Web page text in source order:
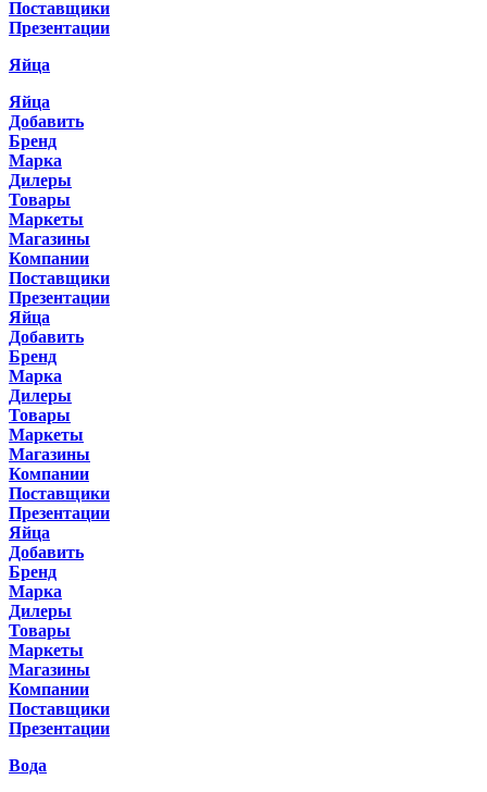
Поставщики
Презентации
Яйца
Яйца
Добавить
Бренд
Марка
Дилеры
Товары
Маркеты
Магазины
Компании
Поставщики
Презентации
Яйца
Добавить
Бренд
Марка
Дилеры
Товары
Маркеты
Магазины
Компании
Поставщики
Презентации
Яйца
Добавить
Бренд
Марка
Дилеры
Товары
Маркеты
Магазины
Компании
Поставщики
Презентации
Вода